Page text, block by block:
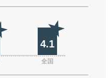
4.1
全国